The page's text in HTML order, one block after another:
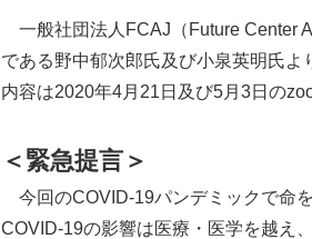
一般社団法人FCAJ（Future Center
である野中郁次郎氏及び小泉英明氏
内容は2020年4月21日及び5月3日の
＜緊急提言＞
今回のCOVID-19パンデミックで命
COVID-19の影響は医療・医学を越え